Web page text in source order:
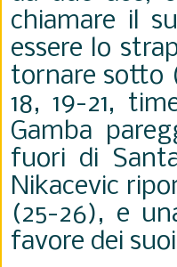
chiamare il
essere lo
tornare sotto
18, 19-21,
Gamba
fuori di
Nikacevic
(25-26), e
favore dei